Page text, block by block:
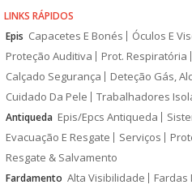
LINKS RÁPIDOS
Epis Capacetes E Bonés Óculos E
Proteção Auditiva
Prot. Respiratória
Calçado Segurança
Deteção Gás,
Cuidado Da Pele
Trabalhadores
Antiqueda Epis/Epcs Antiqueda
Evacuação E Resgate
Serviços
Resgate & Salvamento
Fardamento Alta Visibilidade Fardas